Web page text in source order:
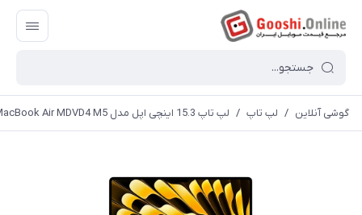
گوشی آنلاین / لپ تاپ / لپ تاپ 15.3 اینچی اپل مدل MacBook Air MDVD4 M5 ظرفیت 512 گیگابایت و حافظه رم 16 گیگابایت